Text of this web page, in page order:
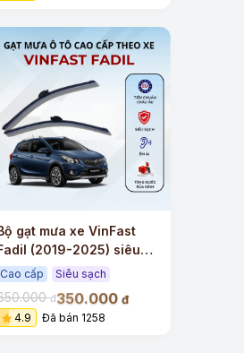
gạt mưa xe VinFast
(2019-2025) siêu
siêu êm
Cao cấp Siêu sạch
đ350.000 đ
4.9
Đã bán 1258